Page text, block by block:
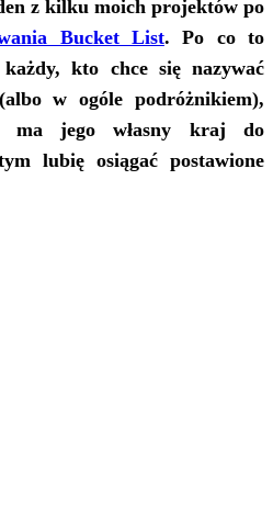
z kilku moich projektów po
Bucket List. Po co to
kto chce się nazywać
w ogóle podróżnikiem),
ma jego własny kraj do
lubię osiągać postawione